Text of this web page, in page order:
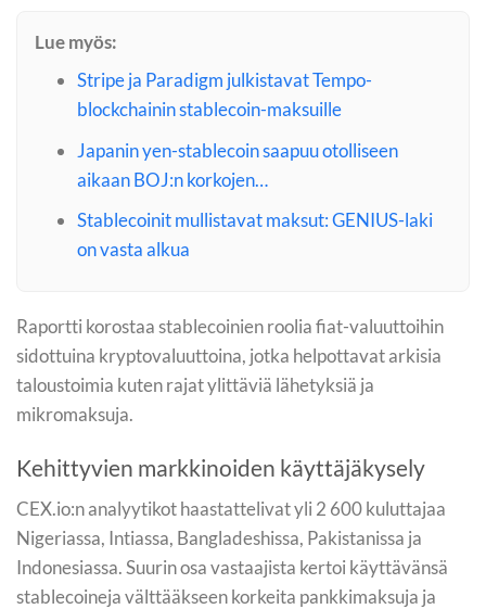
Lue myös:
Stripe ja Paradigm julkistavat Tempo-
blockchainin stablecoin-maksuille
Japanin yen-stablecoin saapuu otolliseen
aikaan BOJ:n korkojen…
Stablecoinit mullistavat maksut: GENIUS-laki
on vasta alkua
Raportti korostaa stablecoinien roolia fiat-valuuttoihin
sidottuina kryptovaluuttoina, jotka helpottavat arkisia
taloustoimia kuten rajat ylittäviä lähetyksiä ja
mikromaksuja.
Kehittyvien markkinoiden käyttäjäkysely
CEX.io:n analyytikot haastattelivat yli 2 600 kuluttajaa
Nigeriassa, Intiassa, Bangladeshissa, Pakistanissa ja
Indonesiassa. Suurin osa vastaajista kertoi käyttävänsä
stablecoineja välttääkseen korkeita pankkimaksuja ja